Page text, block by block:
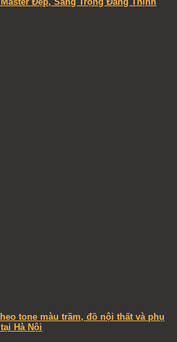
tone màu trầm, đồ nội thất và phụ
Hà Nội